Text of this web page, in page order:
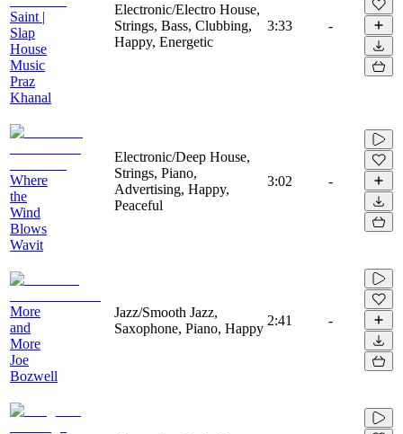
Saint |
Slap
House
Music
Praz
Khanal
Electronic/Electro House,
Strings, Bass, Clubbing,
Happy, Energetic
3:33 -
Where
the
Wind
Blows
Wavit
Electronic/Deep House,
Strings, Piano,
Advertising, Happy,
Peaceful
3:02 -
More
and
More
Joe
Bozwell
Jazz/Smooth Jazz,
Saxophone, Piano, Happy
2:41 -